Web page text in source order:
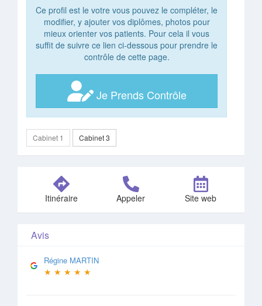
Ce profil est le votre vous pouvez le compléter, le
modifier, y ajouter vos diplômes, photos pour
mieux orienter vos patients. Pour cela il vous
suffit de suivre ce lien ci-dessous pour prendre le
contrôle de cette page.
Je Prends Contrôle
Cabinet 1 Cabinet 3
Itinéraire Appeler Site web
Avis
Régine MARTIN
★ ★ ★ ★ ★